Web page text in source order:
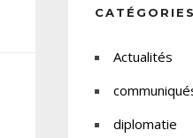
CATÉGORIES
Actualités
diplomatie